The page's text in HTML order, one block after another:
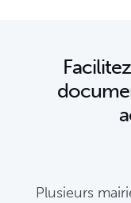
Plusieurs